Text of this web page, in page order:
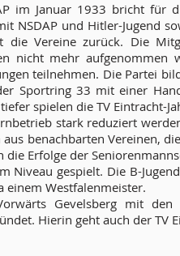
im Januar 1933 bricht für
NSDAP und Hitler-Jugend
die Vereine zurück. Die
nicht mehr aufgenommen
teilnehmen. Die Partei
Sportring 33 mit einer
spielen die TV Eintracht-
stark reduziert
benachbarten Vereinen,
Erfolge der
Niveau gespielt. Die B-
einem Westfalenmeister.
Gevelsberg mit den
Hierin geht auch der TV